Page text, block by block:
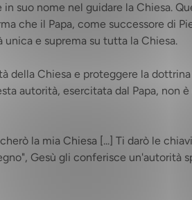
suo nome nel guidare la Chiesa.
che il Papa, come successore di
e suprema su tutta la Chiesa.
della Chiesa e proteggere la
autorità, esercitata dal Papa, non
la mia Chiesa [...] Ti darò le
Gesù gli conferisce un'autorità